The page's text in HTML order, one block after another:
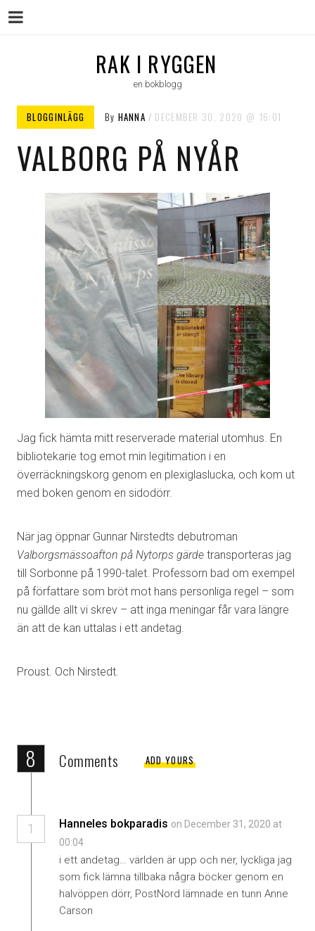
RAK I RYGGEN
en bokblogg
BLOGGINLÄGG By HANNA DECEMBER 30, 2020 16:01
VALBORG PÅ NYÅR
Jag fick hämta mitt reserverade material utomhus. En
bibliotekarie tog emot min legitimation i en
överräckningskorg genom en plexiglaslucka, och kom ut
med boken genom en sidodörr.
När jag öppnar Gunnar Nirstedts debutroman
Valborgsmässoafton på Nytorps gärde transporteras jag
till Sorbonne på 1990-talet. Professorn bad om exempel
på författare som bröt mot hans personliga regel – som
nu gällde allt vi skrev – att inga meningar får vara längre
än att de kan uttalas i ett andetag.
Proust. Och Nirstedt.
8 Comments ADD YOURS
1 Hanneles bokparadis on December 31, 2020 at
00:04
i ett andetag… världen är upp och ner, lyckliga jag
som fick lämna tillbaka några böcker genom en
halvöppen dörr, PostNord lämnade en tunn Anne
Carson
Menu